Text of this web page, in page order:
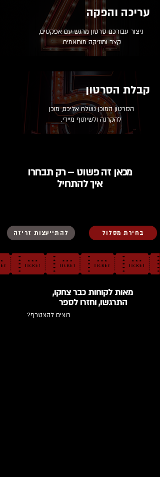
עריכה והפקה
ניצור עבורכם סרטון מרגש עם אפקטים,
קצב ומוזיקה מותאמים.
קבלת הסרטון
הסרטון המוכן נשלח אליכם, מוכן
להקרנה ולשיתוף מיידי.
מכאן זה פשוט – רק תבחרו
איך להתחיל
בחירת מסלול להתייעצות זריזה
מאות לקוחות כבר צחקו,
התרגשו, וחזרו לספר
רוצים להצטרף?